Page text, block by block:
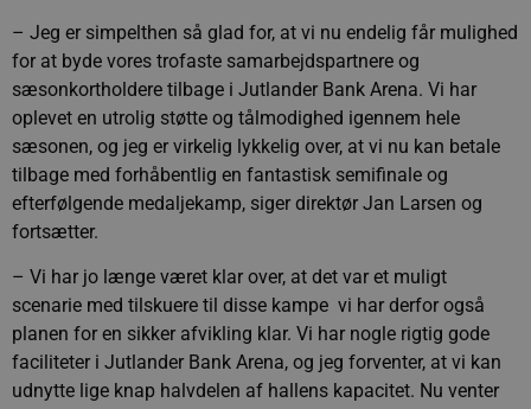
– Jeg er simpelthen så glad for, at vi nu endelig får mulighed
for at byde vores trofaste samarbejdspartnere og
sæsonkortholdere tilbage i Jutlander Bank Arena. Vi har
oplevet en utrolig støtte og tålmodighed igennem hele
sæsonen, og jeg er virkelig lykkelig over, at vi nu kan betale
tilbage med forhåbentlig en fantastisk semifinale og
efterfølgende medaljekamp, siger direktør Jan Larsen og
fortsætter.
– Vi har jo længe været klar over, at det var et muligt
scenarie med tilskuere til disse kampe  vi har derfor også
planen for en sikker afvikling klar. Vi har nogle rigtig gode
faciliteter i Jutlander Bank Arena, og jeg forventer, at vi kan
udnytte lige knap halvdelen af hallens kapacitet. Nu venter